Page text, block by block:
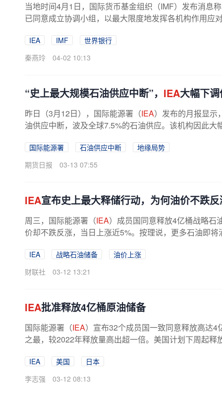
当地时间4月1日，国际货币基金组织（IMF）发布消息
已同意成立协调小组，以最大限度地发挥各机构作用应
IEA IMF
世界银行
秦燕玲
04-02 10:13
“史上最大规模石油供应中断”， IEA大幅下
昨日（3月12日），国际能源署（IEA）发布的月报显示
油供应中断，波及全球7.5%的石油供应。该机构因此
国际能源署 石油供应中断
地缘局势
期货日报
03-13 07:55
IEA宣布史上最大释储行动，为何油价不跌
周三，国际能源署（IEA）成员国同意释放4亿桶战略石
价却不跌反涨，当日上涨近5%。按理说，更多石油即
IEA 战略石油储备
油价上涨
财联社
03-12 13:21
IEA批准释放4亿桶原油储备
国际能源署（IEA）宣布32个成员国一致同意释放高达
之最，较2022年释放量高出超一倍。美国计划下周起
IEA 美国
日本
李志强
03-12 08:13